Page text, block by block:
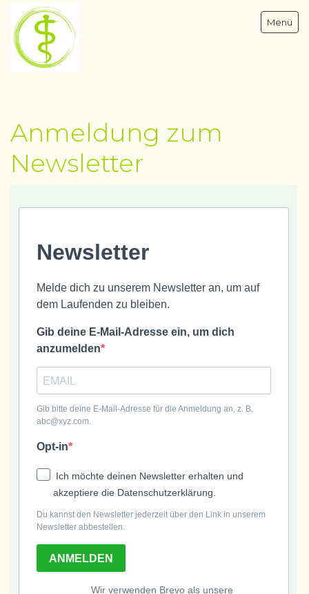
Menü
Psychotherapie & Hypnose - Blomberg OWL
Über mich
Anmeldung zum
Newsletter
Newsletter
Melde dich zu unserem Newsletter an, um auf
dem Laufenden zu bleiben.
Gib deine E-Mail-Adresse ein, um dich
anzumelden
Gib bitte deine E-Mail-Adresse für die Anmeldung an, z. B.
abc@xyz.com.
Opt-in
Ich möchte deinen Newsletter erhalten und
akzeptiere die Datenschutzerklärung.
Du kannst den Newsletter jederzeit über den Link in unserem
Newsletter abbestellen.
ANMELDEN
Wir verwenden Brevo als unsere